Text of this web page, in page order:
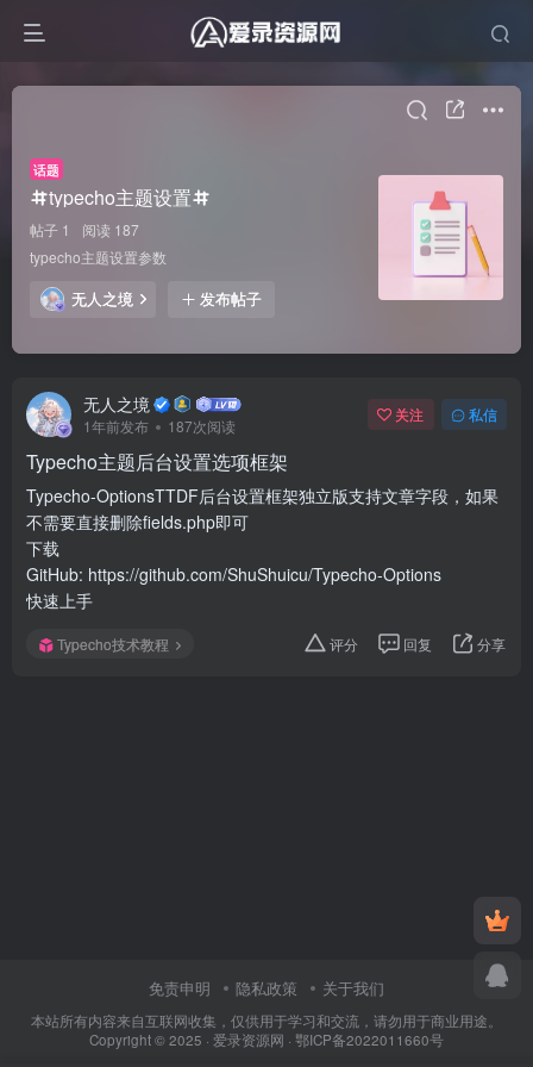
话题
typecho主题设置
帖子 1
阅读 187
typecho主题设置参数
无人之境 发布帖子
无人之境
1年前发布 187次阅读
关注 私信
Typecho主题后台设置选项框架
Typecho-OptionsTTDF后台设置框架独立版支持文章字段，如果
不需要直接删除fields.php即可
下载
GitHub: https://github.com/ShuShuicu/Typecho-Options
快速上手
Typecho技术教程 评分 回复 分享
免责申明 隐私政策 关于我们
本站所有内容来自互联网收集，仅供用于学习和交流，请勿用于商业用途。
Copyright © 2025 · 爱录资源网 · 鄂ICP备2022011660号